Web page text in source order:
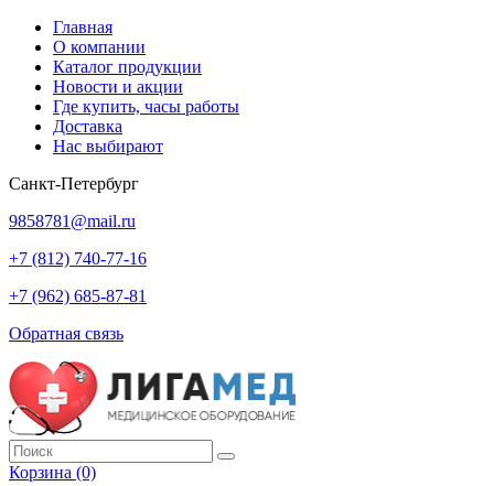
Главная
О компании
Каталог продукции
Новости и акции
Где купить, часы работы
Доставка
Нас выбирают
Санкт-Петербург
9858781@mail.ru
+7 (812) 740-77-16
+7 (962) 685-87-81
Обратная связь
Корзина (0)